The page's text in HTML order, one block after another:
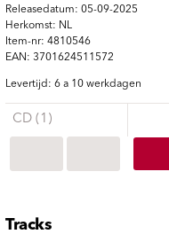
Releasedatum: 05-09-2025
Herkomst: NL
Item-nr: 4810546
EAN: 3701624511572
Levertijd: 6 a 10 werkdagen
CD (1)
Tracks